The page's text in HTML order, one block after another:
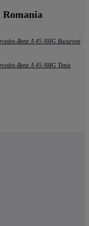
Romania
Benz A 45 AMG Bucuresti
Benz A 45 AMG Timis